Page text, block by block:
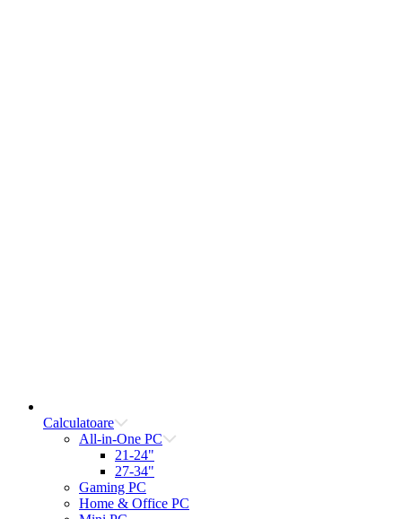
Calculatoare
All-in-One PC
21-24"
27-34"
Gaming PC
Home & Office PC